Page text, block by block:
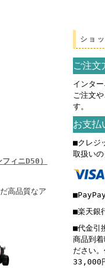
ィニD50）
高品質なア
ショ
ご注文
インタ
ご注文
す。
お支払
■クレジ
取扱いの
■楽天銀
■代金引
商品到
ださい
33,000